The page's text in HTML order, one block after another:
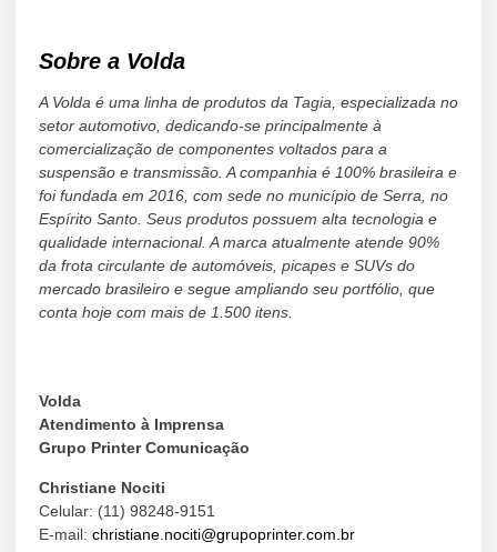
Sobre a Volda
A Volda é uma linha de produtos da Tagia, especializada no
setor automotivo, dedicando-se principalmente à
comercialização de componentes voltados para a
suspensão e transmissão. A companhia é 100% brasileira e
foi fundada em 2016, com sede no município de Serra, no
Espírito Santo. Seus produtos possuem alta tecnologia e
qualidade internacional. A marca atualmente atende 90%
da frota circulante de automóveis, picapes e SUVs do
mercado brasileiro e segue ampliando seu portfólio, que
conta hoje com mais de 1.500 itens.
Volda
Atendimento à Imprensa
Grupo Printer Comunicação
Christiane Nociti
Celular: (11) 98248-9151
E-mail: christiane.nociti@grupoprinter.com.br